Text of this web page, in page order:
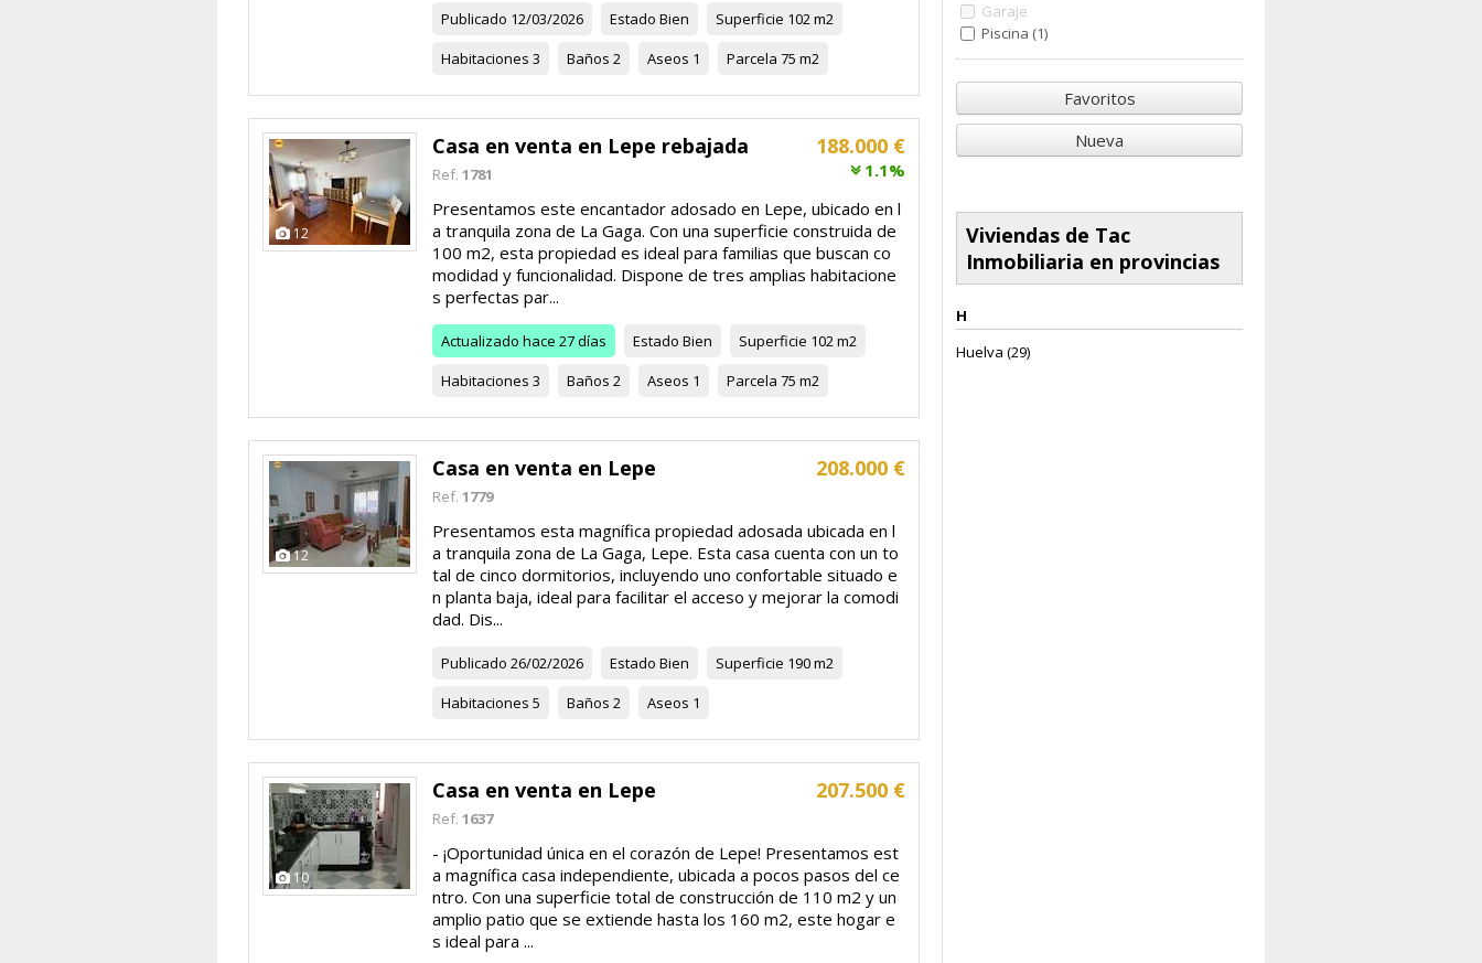
Garaje
Piscina (1)
Favoritos
Nueva
Viviendas de Tac
Inmobiliaria en provincias
H
Huelva (29)
Publicado 12/03/2026 Estado Bien Superficie 102 m2
Habitaciones 3 Baños 2 Aseos 1 Parcela 75 m2
12
188.000 €
1.1%
Casa en venta en Lepe rebajada
Ref. 1781
Presentamos este encantador adosado en Lepe, ubicado en l
a tranquila zona de La Gaga. Con una superficie construida de
100 m2, esta propiedad es ideal para familias que buscan co
modidad y funcionalidad. Dispone de tres amplias habitacione
s perfectas par...
Actualizado hace 27 días Estado Bien Superficie 102 m2
Habitaciones 3 Baños 2 Aseos 1 Parcela 75 m2
12
208.000 €
Casa en venta en Lepe
Ref. 1779
Presentamos esta magnífica propiedad adosada ubicada en l
a tranquila zona de La Gaga, Lepe. Esta casa cuenta con un to
tal de cinco dormitorios, incluyendo uno confortable situado e
n planta baja, ideal para facilitar el acceso y mejorar la comodi
dad. Dis...
Publicado 26/02/2026 Estado Bien Superficie 190 m2
Habitaciones 5 Baños 2 Aseos 1
10
207.500 €
Casa en venta en Lepe
Ref. 1637
- ¡Oportunidad única en el corazón de Lepe! Presentamos est
a magnífica casa independiente, ubicada a pocos pasos del ce
ntro. Con una superficie total de construcción de 110 m2 y un
amplio patio que se extiende hasta los 160 m2, este hogar e
s ideal para ...